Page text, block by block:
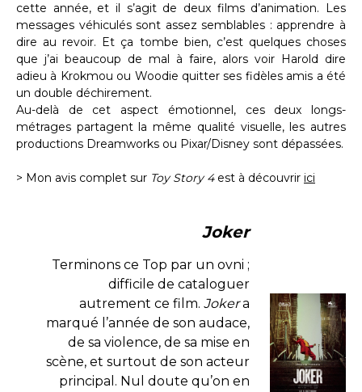
cette année, et il s’agit de deux films d’animation. Les
messages véhiculés sont assez semblables : apprendre à
dire au revoir. Et ça tombe bien, c’est quelques choses
que j’ai beaucoup de mal à faire, alors voir Harold dire
adieu à Krokmou ou Woodie quitter ses fidèles amis a été
un double déchirement.
Au-delà de cet aspect émotionnel, ces deux longs-
métrages partagent la même qualité visuelle, les autres
productions Dreamworks ou Pixar/Disney sont dépassées.
> Mon avis complet sur Toy Story 4est à découvrir ici
Joker
Terminons ce Top par un ovni ;
difficile de cataloguer
autrement ce film.Jokera
marqué l’année de son audace,
de sa violence, de sa mise en
scène, et surtout de son acteur
principal. Nul doute qu’on en